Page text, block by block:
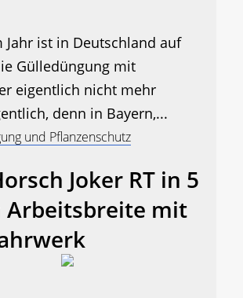
Jahr ist in Deutschland auf
Gülledüngung mit
eigentlich nicht mehr
denn in Bayern,...
und Pflanzenschutz
Joker RT in 5
Arbeitsbreite mit